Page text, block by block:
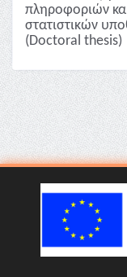
πληροφοριών
στατιστικών
(Doctoral thesis)